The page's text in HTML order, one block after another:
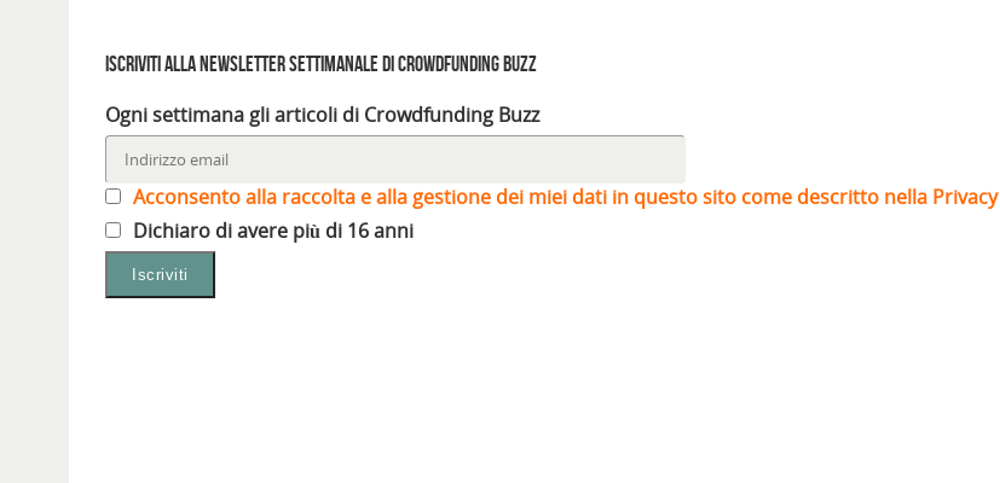
Iscriviti alla Newsletter settimanale di Crowdfunding Buzz
Ogni settimana gli articoli di Crowdfunding Buzz
Acconsento alla raccolta e alla gestione dei miei dati in questo sito come descritto nella
Dichiaro di avere più di 16 anni